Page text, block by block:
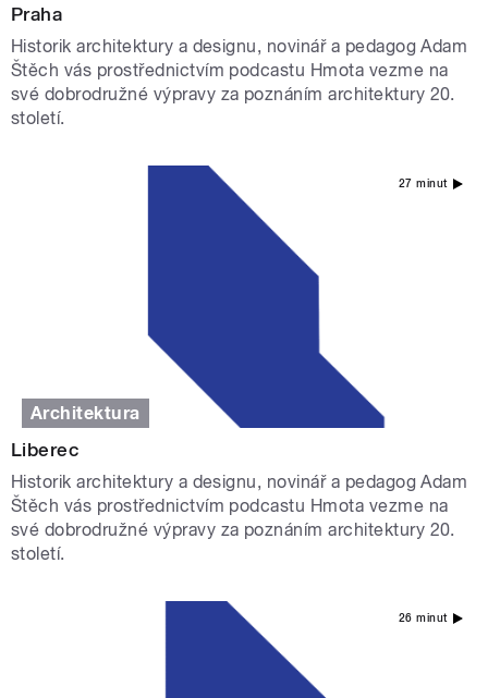
Praha
Historik architektury a designu, novinář a pedagog Adam
Štěch vás prostřednictvím podcastu Hmota vezme na
své dobrodružné výpravy za poznáním architektury 20.
století.
27 minut
Architektura
Liberec
Historik architektury a designu, novinář a pedagog Adam
Štěch vás prostřednictvím podcastu Hmota vezme na
své dobrodružné výpravy za poznáním architektury 20.
století.
26 minut